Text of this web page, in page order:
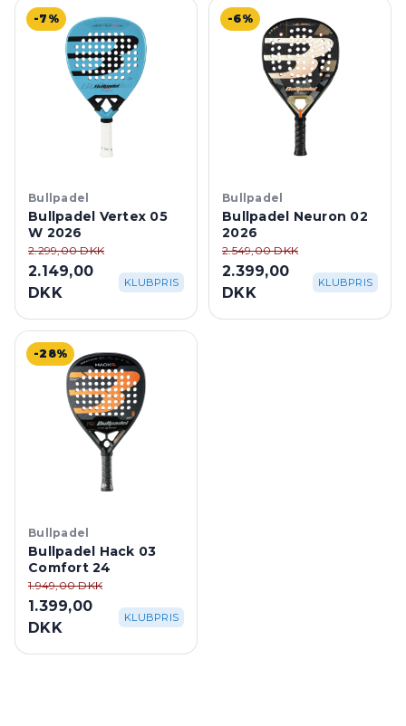
-7%
Bullpadel
Bullpadel Vertex 05
W 2026
2.299,00 DKK
2.149,00
DKK
KLUBPRIS
-6%
Bullpadel
Bullpadel Neuron 02
2026
2.549,00 DKK
2.399,00
DKK
KLUBPRIS
-28%
Bullpadel
Bullpadel Hack 03
Comfort 24
1.949,00 DKK
1.399,00
DKK
KLUBPRIS